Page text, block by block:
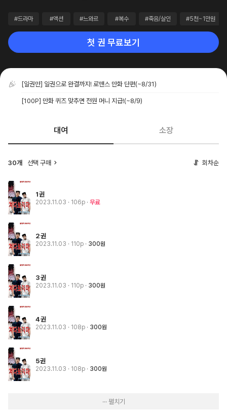
#드라마 #액션 #느와르 #복수 #죽음/살인 #5천~1만원
첫 권 무료보기
[일권만] 일권으로 완결까지! 로맨스 만화 단편(~8/31)
[100P] 만화 퀴즈 맞추면 전원 머니 지급!(~8/9)
대여 소장
30개 선택 구매 회차순
1권
2023.11.03 · 106p 무료
2권
2023.11.03 · 110p 300원
3권
2023.11.03 · 110p 300원
4권
2023.11.03 · 108p 300원
5권
2023.11.03 · 108p 300원
··· 펼치기